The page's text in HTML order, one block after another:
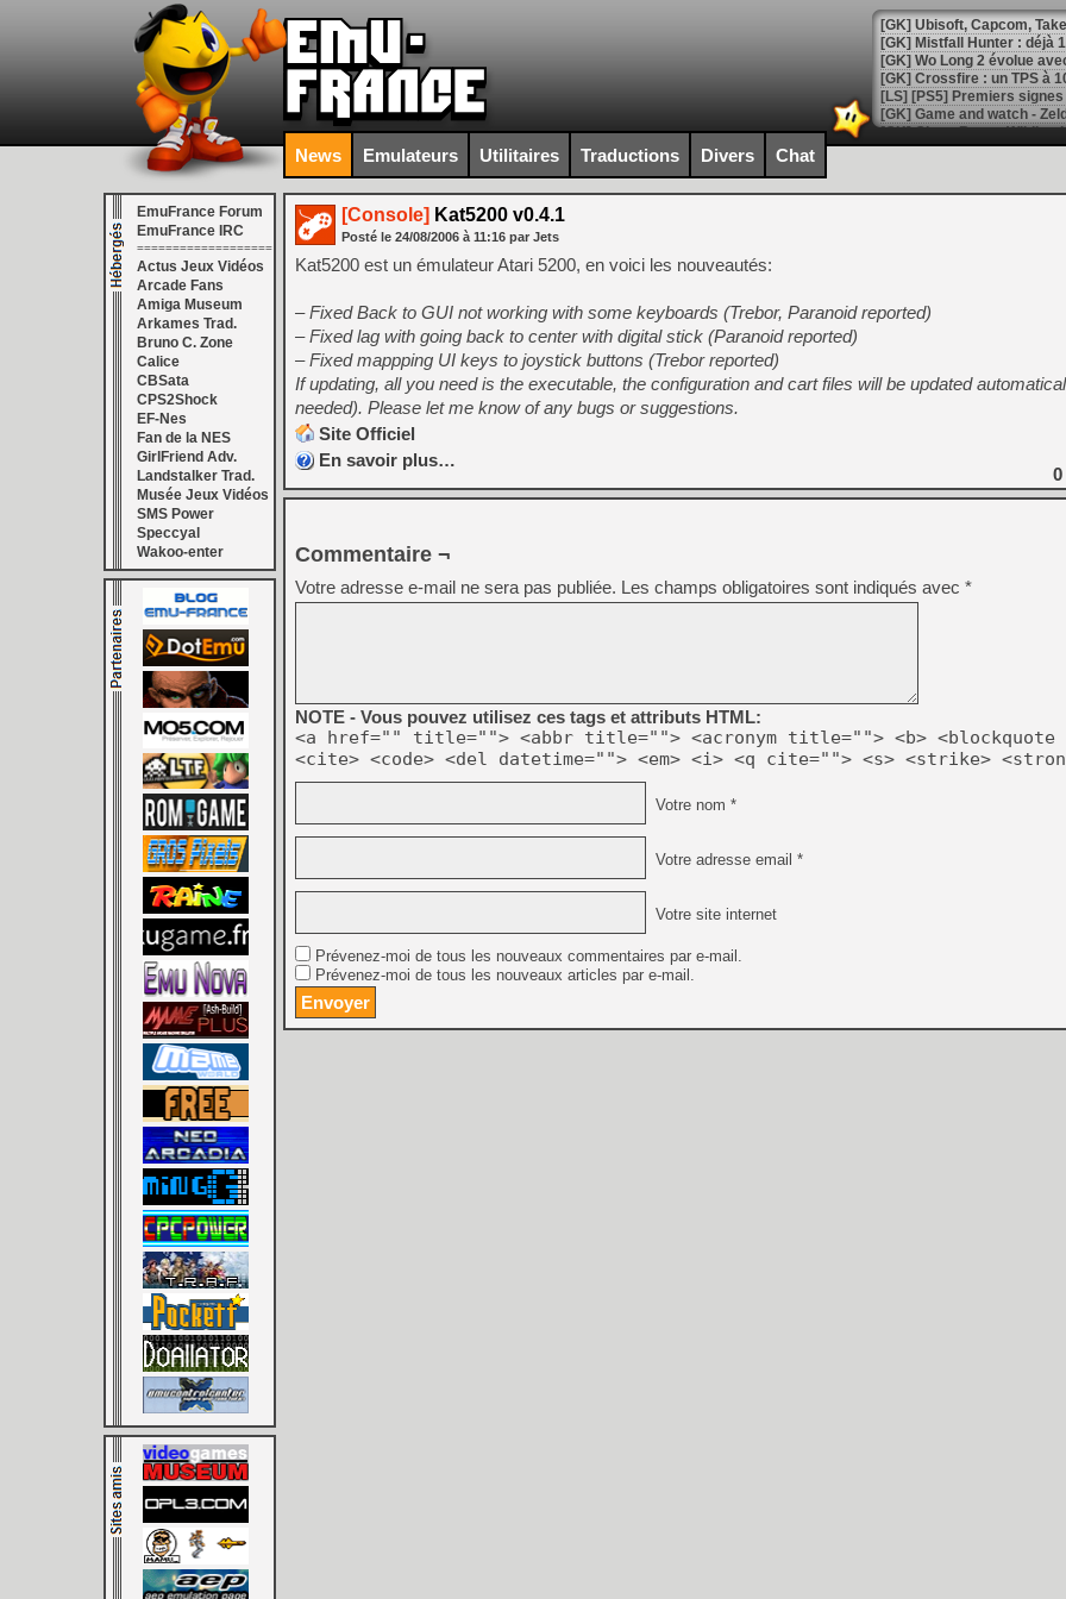
[GK] Mistfall Hunter : déjà
[GK] Wo Long 2 évolue
[GK] Crossfire : un TPS à
[LS] [PS5] Premiers
[Mo5] DOOM arrive en
[GK] Bethesda fête les 30
[GK] Roblox : l'action en
[GK] Agenda - GeForce
[LS] [PS5] ps5-y2jb-
[GK] Pourquoi Marvel
[GK] Test : Restory : Chill
[GK] GTA 6 : Rockstar
[GK] Hot Wheels Infinite
[GK] Mémoire cash -
[GK] Résultats Nintendo :
[GK] Déjà des
[Mo5] Brickboy cherche à
[GK] Minecraft et ses «
[GK] Beast of
[GK] Mémoire cash -
[GK] Dan Houser (GTA)
[GK] Comment EA Sports
[GK] Crimson Moon : un
[GK] Isle of Reveries : le
[GK] Moonlighter 2 : The
[GK] Capcom relance
[Mo5] Deux inédits du
News Emulateurs Utilitaires Traductions Divers Chat
EmuFrance Forum
EmuFrance IRC
===================
Actus Jeux Vidéos
Arcade Fans
Amiga Museum
Arkames Trad.
Bruno C. Zone
Calice
CBSata
CPS2Shock
EF-Nes
Fan de la NES
GirlFriend Adv.
Landstalker Trad.
Musée Jeux Vidéos
SMS Power
Speccyal
Wakoo-enter
[Console] Kat5200 v0.4.1
Posté le 24/08/2006 à 11:16 par Jets
Kat5200 est un émulateur Atari 5200, en voici les nouveautés:
– Fixed Back to GUI not working with some keyboards (Trebor, Paranoid reported)
– Fixed lag with going back to center with digital stick (Paranoid reported)
– Fixed mappping UI keys to joystick buttons (Trebor reported)
If updating, all you need is the executable, the configuration and cart files will be updated
needed). Please let me know of any bugs or suggestions.
Site Officiel
En savoir plus…
0
Commentaire ¬
Votre adresse e-mail ne sera pas publiée. Les champs obligatoires sont indiqués avec *
NOTE - Vous pouvez utilisez ces tags et attributs HTML:
<a href="" title=""> <abbr title=""> <acronym title=""> <b> <blockquote
<cite> <code> <del datetime=""> <em> <i> <q cite=""> <s> <strike>
Votre nom *
Votre adresse email *
Votre site internet
Prévenez-moi de tous les nouveaux commentaires par e-mail.
Prévenez-moi de tous les nouveaux articles par e-mail.